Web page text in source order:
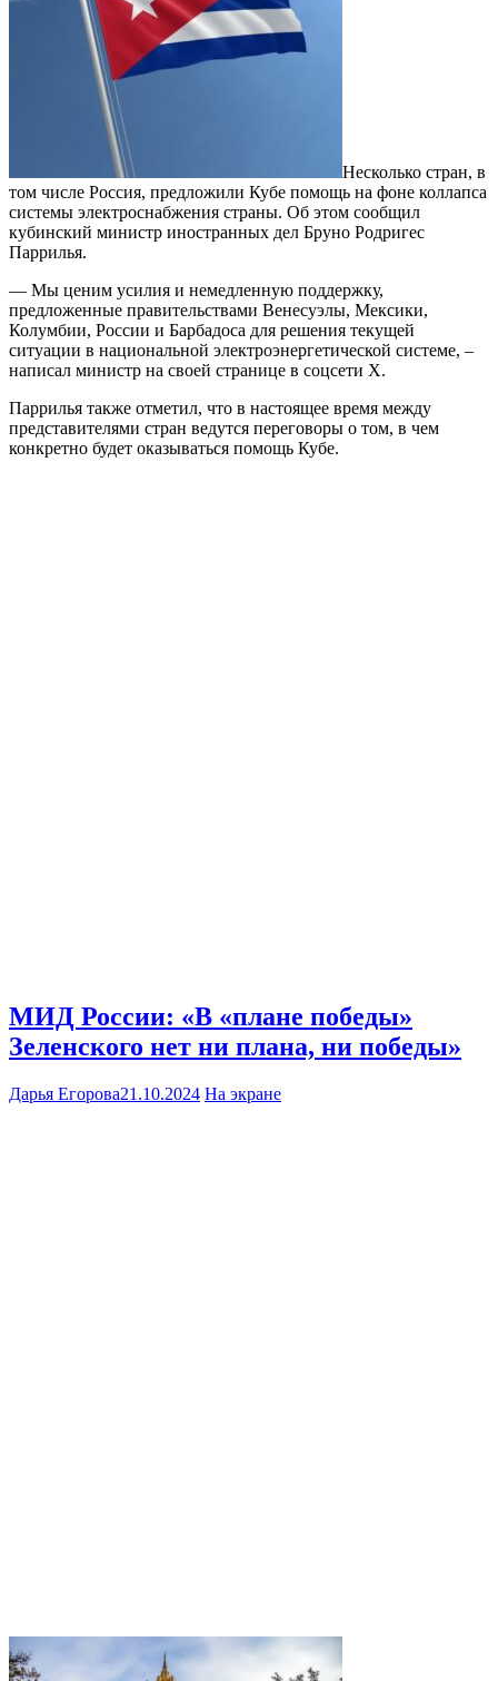
Несколько стран, в
том числе Россия, предложили Кубе помощь на фоне коллапса
системы электроснабжения страны. Об этом сообщил
кубинский министр иностранных дел Бруно Родригес
Паррилья.
— Мы ценим усилия и немедленную поддержку,
предложенные правительствами Венесуэлы, Мексики,
Колумбии, России и Барбадоса для решения текущей
ситуации в национальной электроэнергетической системе, –
написал министр на своей странице в соцсети Х.
Паррилья также отметил, что в настоящее время между
представителями стран ведутся переговоры о том, в чем
конкретно будет оказываться помощь Кубе.
МИД России: «В «плане победы»
Зеленского нет ни плана, ни победы»
Дарья Егорова21.10.2024 На экране